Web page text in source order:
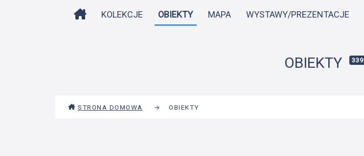
do
STRONA DOMOWA
KOLEKCJE OBIEKTY MAPA WYSTAWY/PREZENTACJE
OBIEKTY 339
STRONA DOMOWA → OBIEKTY